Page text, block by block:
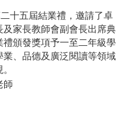
十五屆結業禮，邀請了卓
家長教師會副會長出席典
頒發獎項予一至二年級學
、品德及廣泛閱讀等領域
師